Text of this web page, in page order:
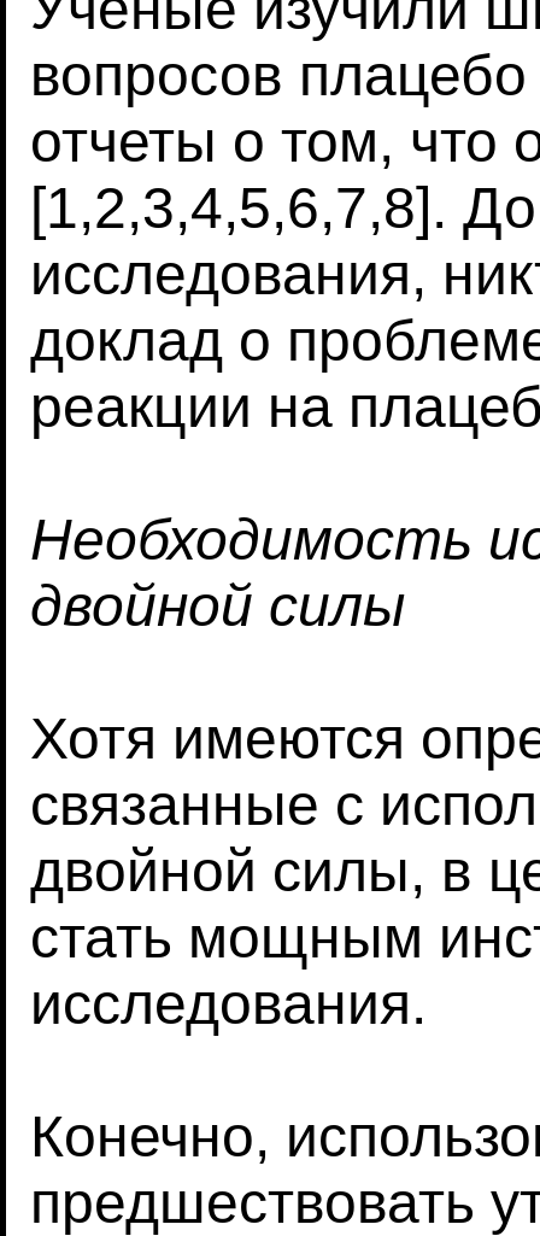
вопросов
отчеты о том, что
[1,2,3,4,5,6,7,8].
исследования,
доклад о
реакции на
Необходимость
двойной силы
Хотя имеются
связанные с
двойной силы, в
стать мощным
исследования.
Конечно,
предшествовать